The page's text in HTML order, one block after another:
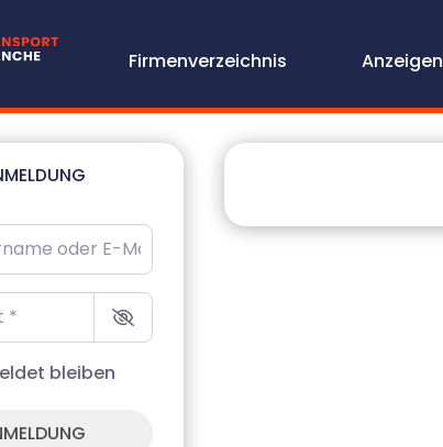
Firmenverzeichnis Anzeigen
oder E-Mail-Adresse*
bleiben